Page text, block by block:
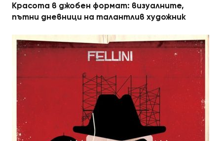
Красота в джобен формат: визуалните,
пътни дневници на талантлив художник